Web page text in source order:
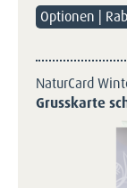
Optionen |
NaturCard
Grusskarte